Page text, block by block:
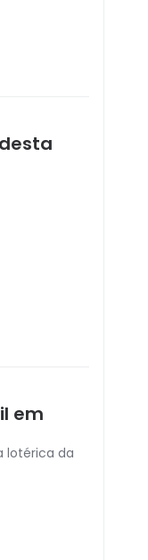
em
lotérica da